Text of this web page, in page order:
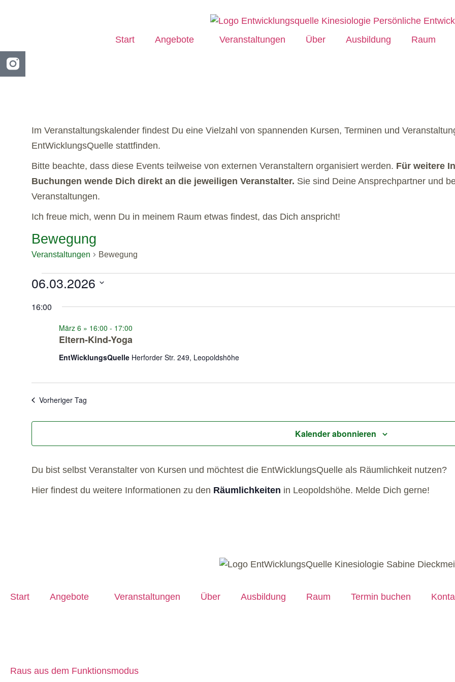
Start Angebote Veranstaltungen Über Ausbildung Raum
Im Veranstaltungskalender findest Du eine Vielzahl von spannenden Kursen, Terminen und
EntWicklungsQuelle stattfinden.
Bitte beachte, dass diese Events teilweise von externen Veranstaltern organisiert werden. Für weitere
Buchungen wende Dich direkt an die jeweiligen Veranstalter. Sie sind Deine Ansprechpartner und
Veranstaltungen.
Ich freue mich, wenn Du in meinem Raum etwas findest, das Dich anspricht!
Bewegung
Veranstaltungen Bewegung
06.03.2026
wählen.
16:00
Eltern-Kind-Yoga
März 6 » 16:00 - 17:00
EntWicklungsQuelle Herforder Str. 249, Leopoldshöhe
Vorheriger Tag
Kalender abonnieren
Du bist selbst Veranstalter von Kursen und möchtest die EntWicklungsQuelle als Räumlichkeit nutzen?
Hier findest du weitere Informationen zu den Räumlichkeiten in Leopoldshöhe. Melde Dich gerne!
Start Angebote Veranstaltungen Über Ausbildung Raum Termin buchen
Raus aus dem Funktionsmodus